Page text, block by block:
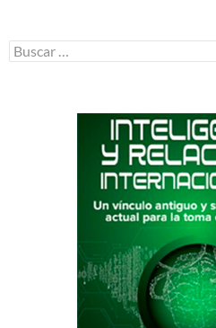
Buscar: